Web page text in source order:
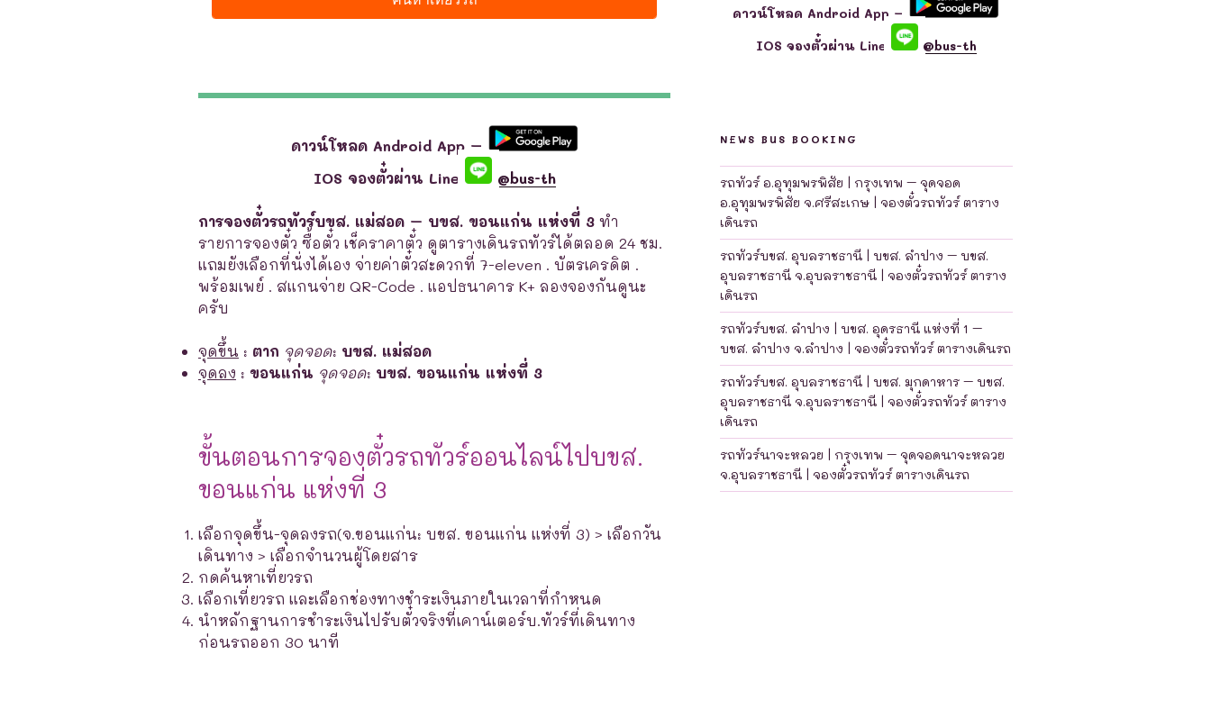
ดาวน์โหลด Android App –
IOS จองตั๋วผ่าน Line
@bus-th
การจองตั๋วรถทัวร์บขส. แม่สอด – บขส. ขอนแก่น แห่งที่ 3 ทำ
รายการจองตั๋ว ซื้อตั๋ว เช็คราคาตั๋ว ดูตารางเดินรถทัวร์ได้ตลอด 24 ชม.
แถมยังเลือกที่นั่งได้เอง จ่ายค่าตั๋วสะดวกที่ 7-eleven . บัตรเครดิต .
พร้อมเพย์ . สแกนจ่าย QR-Code . แอปธนาคาร K+ ลองจองกันดูนะ
ครับ
จุดขึ้น : ตาก จุดจอด: บขส. แม่สอด
จุดลง : ขอนแก่น จุดจอด: บขส. ขอนแก่น แห่งที่ 3
ขั้นตอนการจองตั๋วรถทัวร์ออนไลน์ไปบขส.
ขอนแก่น แห่งที่ 3
เลือกจุดขึ้น-จุดลงรถ(จ.ขอนแก่น: บขส. ขอนแก่น แห่งที่ 3) > เลือกวัน
เดินทาง > เลือกจำนวนผู้โดยสาร
กดค้นหาเที่ยวรถ
เลือกเที่ยวรถ และเลือกช่องทางชำระเงินภายในเวลาที่กำหนด
นำหลักฐานการชำระเงินไปรับตั๋วจริงที่เคาน์เตอร์บ.ทัวร์ที่เดินทาง
ก่อนรถออก 30 นาที
ดาวน์โหลด Android App –
IOS จองตั๋วผ่าน Line
@bus-th
NEWS BUS BOOKING
รถทัวร์ อ.อุทุมพรพิสัย | กรุงเทพ – จุดจอด
อ.อุทุมพรพิสัย จ.ศรีสะเกษ | จองตั๋วรถทัวร์ ตาราง
เดินรถ
รถทัวร์บขส. อุบลราชธานี | บขส. ลำปาง – บขส.
อุบลราชธานี จ.อุบลราชธานี | จองตั๋วรถทัวร์ ตาราง
เดินรถ
รถทัวร์บขส. ลำปาง | บขส. อุดรธานี แห่งที่ 1 –
บขส. ลำปาง จ.ลำปาง | จองตั๋วรถทัวร์ ตารางเดินรถ
รถทัวร์บขส. อุบลราชธานี | บขส. มุกดาหาร – บขส.
อุบลราชธานี จ.อุบลราชธานี | จองตั๋วรถทัวร์ ตาราง
เดินรถ
รถทัวร์นาจะหลวย | กรุงเทพ – จุดจอดนาจะหลวย
จ.อุบลราชธานี | จองตั๋วรถทัวร์ ตารางเดินรถ